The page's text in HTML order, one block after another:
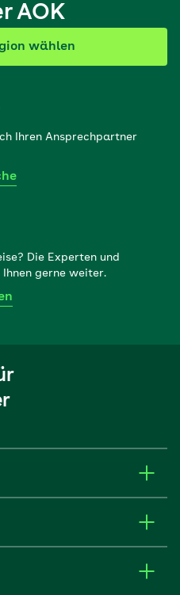
AOK
wählen
Ihren Ansprechpartner
Die Experten und
gerne weiter.